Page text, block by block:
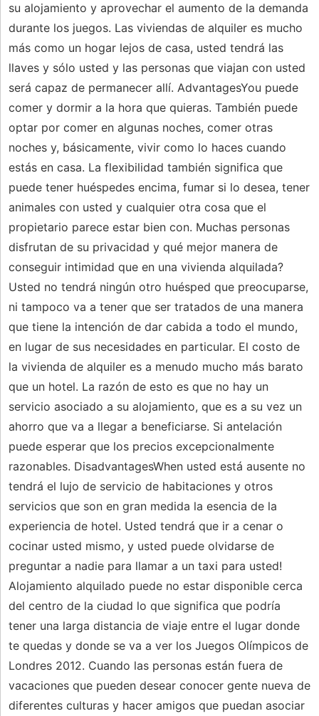
su alojamiento y aprovechar el aumento de la demanda
durante los juegos. Las viviendas de alquiler es mucho
más como un hogar lejos de casa, usted tendrá las
llaves y sólo usted y las personas que viajan con usted
será capaz de permanecer allí. AdvantagesYou puede
comer y dormir a la hora que quieras. También puede
optar por comer en algunas noches, comer otras
noches y, básicamente, vivir como lo haces cuando
estás en casa. La flexibilidad también significa que
puede tener huéspedes encima, fumar si lo desea, tener
animales con usted y cualquier otra cosa que el
propietario parece estar bien con. Muchas personas
disfrutan de su privacidad y qué mejor manera de
conseguir intimidad que en una vivienda alquilada?
Usted no tendrá ningún otro huésped que preocuparse,
ni tampoco va a tener que ser tratados de una manera
que tiene la intención de dar cabida a todo el mundo,
en lugar de sus necesidades en particular. El costo de
la vivienda de alquiler es a menudo mucho más barato
que un hotel. La razón de esto es que no hay un
servicio asociado a su alojamiento, que es a su vez un
ahorro que va a llegar a beneficiarse. Si antelación
puede esperar que los precios excepcionalmente
razonables. DisadvantagesWhen usted está ausente no
tendrá el lujo de servicio de habitaciones y otros
servicios que son en gran medida la esencia de la
experiencia de hotel. Usted tendrá que ir a cenar o
cocinar usted mismo, y usted puede olvidarse de
preguntar a nadie para llamar a un taxi para usted!
Alojamiento alquilado puede no estar disponible cerca
del centro de la ciudad lo que significa que podría
tener una larga distancia de viaje entre el lugar donde
te quedas y donde se va a ver los Juegos Olímpicos de
Londres 2012. Cuando las personas están fuera de
vacaciones que pueden desear conocer gente nueva de
diferentes culturas y hacer amigos que puedan asociar